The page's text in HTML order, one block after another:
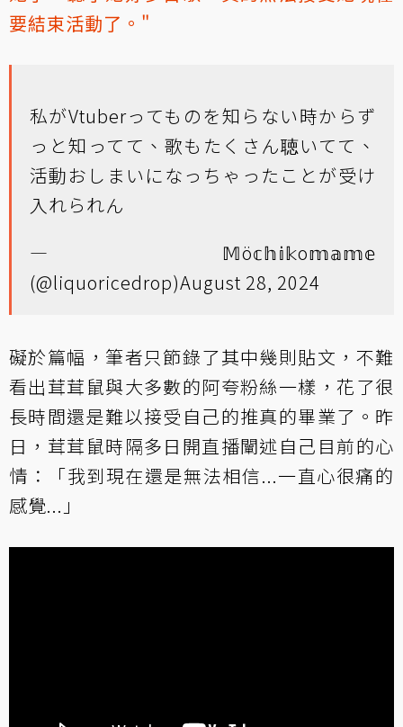
要結束活動了。"
私がVtuberってものを知らない時からず
っと知ってて、歌もたくさん聴いてて、
活動おしまいになっちゃったことが受け
入れられん
— 𝕄ö𝕔𝕙𝕚𝕜o𝕞𝕒𝕞𝕖
(@liquoricedrop)August 28, 2024
礙於篇幅，筆者只節錄了其中幾則貼文，不難
看出茸茸鼠與大多數的阿夸粉絲一樣，花了很
長時間還是難以接受自己的推真的畢業了。昨
日，茸茸鼠時隔多日開直播闡述自己目前的心
情：「我到現在還是無法相信...一直心很痛的
感覺...」